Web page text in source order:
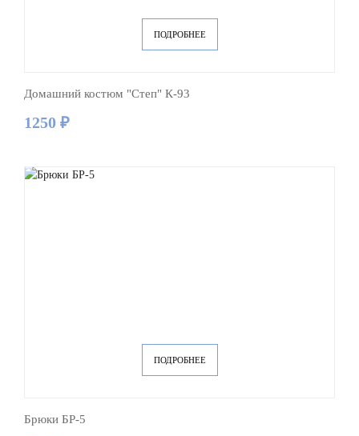
ПОДРОБНЕЕ
Домашний костюм "Степ" К-93
1250 ₽
ПОДРОБНЕЕ
Брюки БР-5